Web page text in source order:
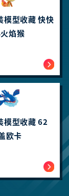
模型收藏 快快
火焰猴
模型收藏 62
欧卡